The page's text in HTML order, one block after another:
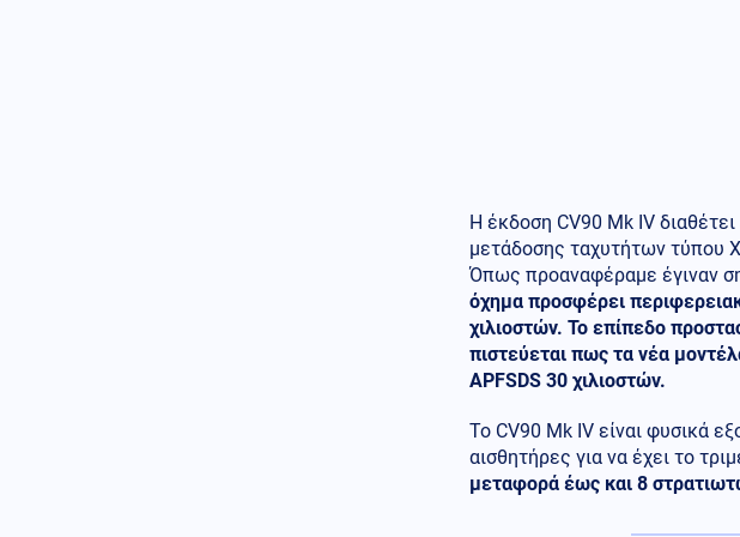
Η έκδοση CV90 Mk IV
μετάδοσης ταχυτήτων τύπου
Όπως προαναφέραμε έγιναν
όχημα προσφέρει
χιλιοστών. Το επίπεδο
πιστεύεται πως τα νέα
APFSDS 30 χιλιοστών.
Το CV90 Mk IV είναι φυσικά
αισθητήρες για να έχει το
μεταφορά έως και 8